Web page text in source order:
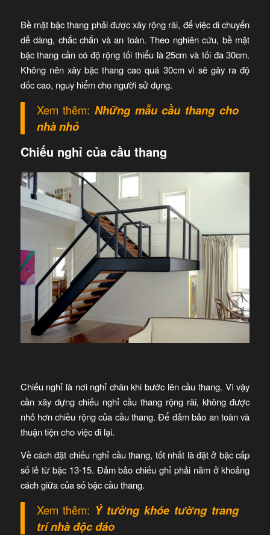
Bề mặt bậc thang phải được xây rộng rãi, để việc di chuyển
dễ dàng, chắc chắn và an toàn. Theo nghiên cứu, bề mặt
bậc thang cần có độ rộng tối thiểu là 25cm và tối đa 30cm.
Không nên xây bậc thang cao quá 30cm vì sẽ gây ra độ
dốc cao, nguy hiểm cho người sử dụng.
Xem thêm:Những mẫu cầu thang cho
nhà nhỏ
Chiếu nghỉ của cầu thang
Chiếu nghỉ là nơi nghỉ chân khi bước lên cầu thang. Vì vậy
cần xây dựng chiếu nghỉ cầu thang rộng rãi, không được
nhỏ hơn chiều rộng của cầu thang. Để đảm bảo an toàn và
thuận tiện cho việc đi lại.
Về cách đặt chiếu nghỉ cầu thang, tốt nhất là đặt ở bậc cấp
số lẻ từ bậc 13-15. Đảm bảo chiếu ghỉ phải nằm ở khoảng
cách giữa của số bậc cầu thang.
Xem thêm: Ý tưởng khóe tường trang
trí nhà độc đáo